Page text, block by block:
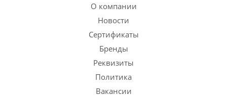
О компании
Новости
Сертификаты
Бренды
Реквизиты
Политика
Вакансии